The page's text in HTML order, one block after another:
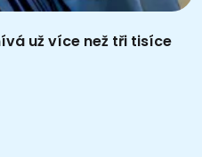
už více než tři tisíce